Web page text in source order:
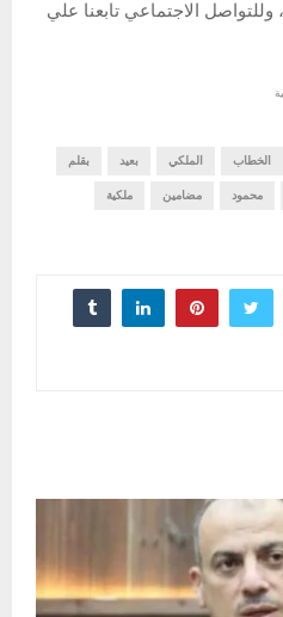
، وللتواصل الاجتماعي تابعنا علي
الخطاب الملكي بعيد بقلم
محمود مضامين ملكية